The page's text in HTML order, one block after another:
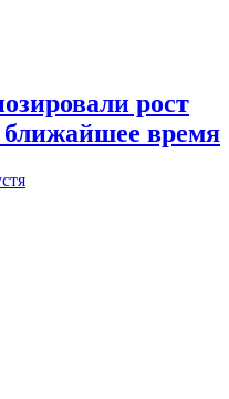
рост
время